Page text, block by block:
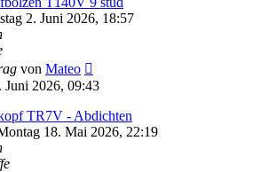
2. Juni 2026, 18:57
von Mateo
2026, 09:43
TR7V - Abdichten
18. Mai 2026, 22:19